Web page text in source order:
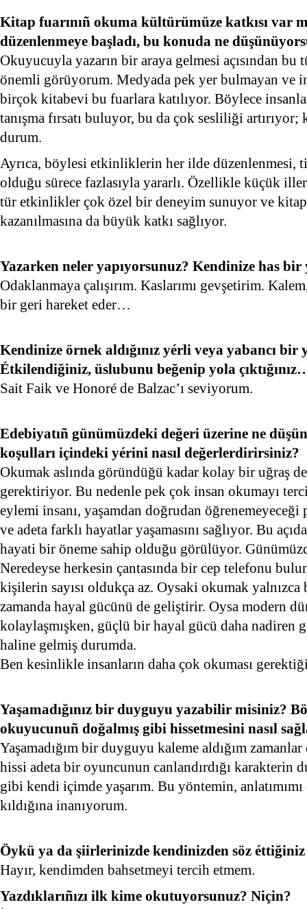
Kitap fuarınıñ okuma kültürümüze katkısı var
düzenlenmeye başladı, bu konuda ne
Okuyucuyla yazarın bir araya gelmesi açısından
önemli görüyorum. Medyada pek yer bulmayan ve
birçok kitabevi bu fuarlara katılıyor. Böylece
tanışma fırsatı buluyor, bu da çok sesliliği
durum.
Ayrıca, böylesi etkinliklerin her ilde düzenlenmesi,
olduğu sürece fazlasıyla yararlı. Özellikle küçük
tür etkinlikler çok özel bir deneyim sunuyor ve kitap
kazanılmasına da büyük katkı sağlıyor.
Yazarken neler yapıyorsunuz? Kendinize has
Odaklanmaya çalışırım. Kaslarımı gevşetirim.
bir geri hareket eder…
Kendinize örnek aldığınız yérli veya yabancı bir
Étkilendiğiniz, üslubunu beğenip yola
Sait Faik ve Honoré de Balzac’ı seviyorum.
Edebiyatıñ günümüzdeki değeri üzerine ne
koşulları içindeki yérini nasıl değerlerdirirsiniz?
Okumak aslında göründüğü kadar kolay bir uğraş
gerektiriyor. Bu nedenle pek çok insan okumayı
eylemi insanı, yaşamdan doğrudan
ve adeta farklı hayatlar yaşamasını sağlıyor. Bu
hayati bir öneme sahip olduğu görülüyor.
Neredeyse herkesin çantasında bir cep telefonu
kişilerin sayısı oldukça az. Oysaki okumak yalnızca
zamanda hayal gücünü de geliştirir. Oysa modern
kolaylaşmışken, güçlü bir hayal gücü daha nadiren
haline gelmiş durumda.
Ben kesinlikle insanların daha çok okuması
Yaşamadığınız bir duyguyu yazabilir misiniz?
okuyucunuñ doğalmış gibi hissetmesini nasıl
Yaşamadığım bir duyguyu kaleme aldığım
hissi adeta bir oyuncunun canlandırdığı karakterin
gibi kendi içimde yaşarım. Bu yöntemin,
kıldığına inanıyorum.
Öykü ya da şiirlerinizde kendinizden söz
Hayır, kendimden bahsetmeyi tercih etmem.
Yazdıklarıñızı ilk kime okutuyorsunuz? Niçin?